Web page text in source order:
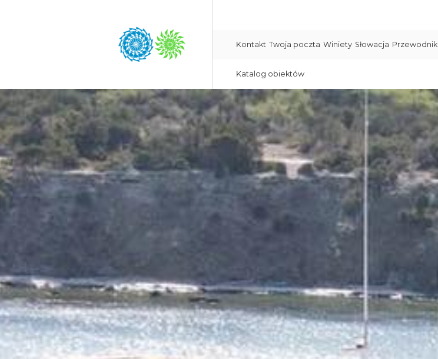
Kontakt Twoja poczta Winiety Słowacja Przewodnik
Katalog obiektów